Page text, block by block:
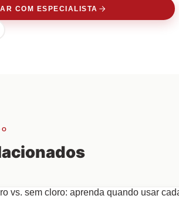
COM ESPECIALISTA